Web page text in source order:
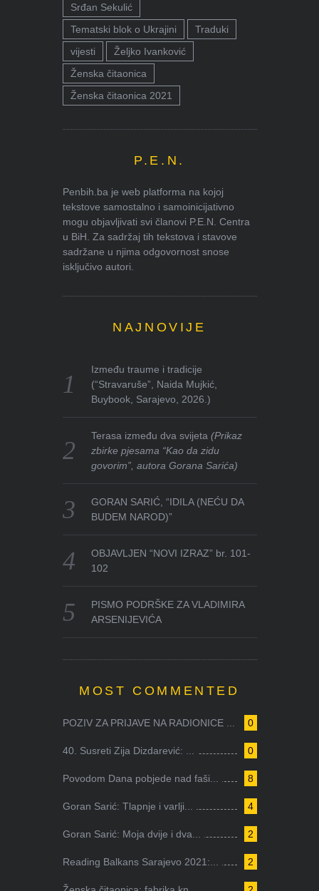
Srđan Sekulić
Tematski blok o Ukrajini
Traduki
vijesti
Željko Ivanković
Ženska čitaonica
Ženska čitaonica 2021
P.E.N.
Penbih.ba je web platforma na kojoj
tekstove samostalno i samoinicijativno
mogu objavljivati svi članovi P.E.N. Centra
u BiH. Za sadržaj tih tekstova i stavove
sadržane u njima odgovornost snose
isključivo autori.
NAJNOVIJE
Između traume i tradicije
(“Stravaruše”, Naida Mujkić,
Buybook, Sarajevo, 2026.)
Terasa između dva svijeta(Prikaz
zbirke pjesama “Kao da zidu
govorim”, autora Gorana Sarića)
GORAN SARIĆ, “IDILA (NEĆU DA
BUDEM NAROD)”
OBJAVLJEN “NOVI IZRAZ” br. 101-
102
PISMO PODRŠKE ZA VLADIMIRA
ARSENIJEVIĆA
MOST COMMENTED
0
POZIV ZA PRIJAVE NA RADIONICE ...
0
40. Susreti Zija Dizdarević: ...
8
Povodom Dana pobjede nad faši...
4
Goran Sarić: Tlapnje i varlji...
2
Goran Sarić: Moja dvije i dva...
2
Reading Balkans Sarajevo 2021:...